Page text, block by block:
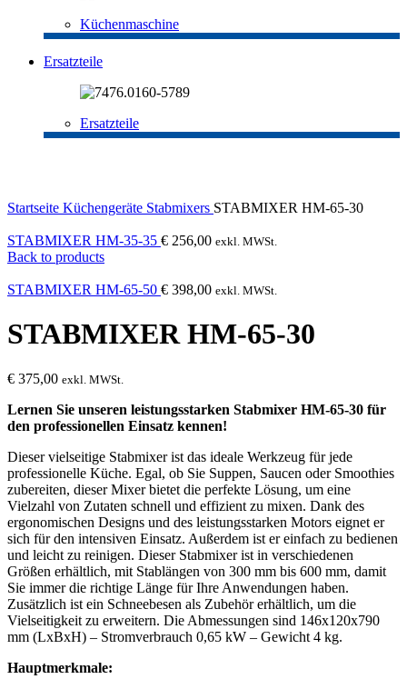
Küchenmaschine
Ersatzteile
Ersatzteile
Startseite Küchengeräte Stabmixers STABMIXER HM-65-30
STABMIXER HM-35-35 € 256,00 exkl. MWSt.
Back to products
STABMIXER HM-65-50 € 398,00 exkl. MWSt.
STABMIXER HM-65-30
€ 375,00 exkl. MWSt.
Lernen Sie unseren leistungsstarken Stabmixer HM-65-30 für
den professionellen Einsatz kennen!
Dieser vielseitige Stabmixer ist das ideale Werkzeug für jede
professionelle Küche. Egal, ob Sie Suppen, Saucen oder Smoothies
zubereiten, dieser Mixer bietet die perfekte Lösung, um eine
Vielzahl von Zutaten schnell und effizient zu mixen. Dank des
ergonomischen Designs und des leistungsstarken Motors eignet er
sich für den intensiven Einsatz. Außerdem ist er einfach zu bedienen
und leicht zu reinigen. Dieser Stabmixer ist in verschiedenen
Größen erhältlich, mit Stablängen von 300 mm bis 600 mm, damit
Sie immer die richtige Länge für Ihre Anwendungen haben.
Zusätzlich ist ein Schneebesen als Zubehör erhältlich, um die
Vielseitigkeit zu erweitern. Die Abmessungen sind 146x120x790
mm (LxBxH) – Stromverbrauch 0,65 kW – Gewicht 4 kg.
Hauptmerkmale: